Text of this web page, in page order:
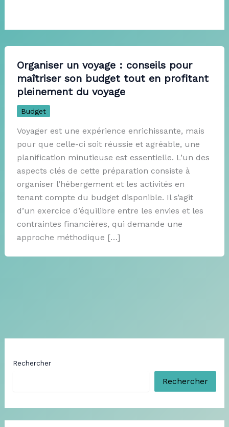
Organiser un voyage : conseils pour
maîtriser son budget tout en profitant
pleinement du voyage
Budget
Voyager est une expérience enrichissante, mais
pour que celle-ci soit réussie et agréable, une
planification minutieuse est essentielle. L’un des
aspects clés de cette préparation consiste à
organiser l’hébergement et les activités en
tenant compte du budget disponible. Il s’agit
d’un exercice d’équilibre entre les envies et les
contraintes financières, qui demande une
approche méthodique […]
Rechercher
Rechercher